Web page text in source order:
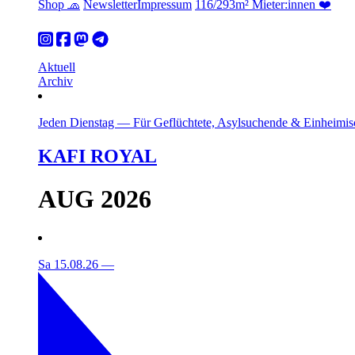
Shop 🧢 NewsletterImpressum 116/293m² Mieter:innen ❤️
Aktuell
Archiv
Jeden Dienstag — Für Geflüchtete, Asylsuchende &
KAFI ROYAL
AUG 2026
Sa 15.08.26 —